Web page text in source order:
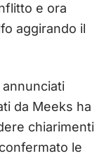
e ora
aggirando il
da Meeks ha
chiarimenti
le